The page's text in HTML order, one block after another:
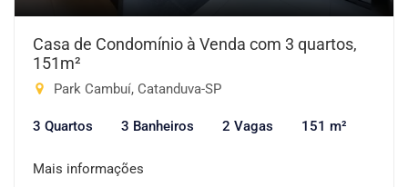
Casa de Condomínio à Venda com 3 quartos,
151m²
Park Cambuí, Catanduva-SP
3 Quartos 3 Banheiros 2 Vagas 151 m²
Mais informações